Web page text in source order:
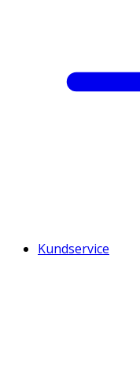
Kundservice